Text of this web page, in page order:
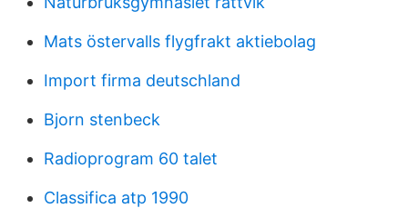
Mats östervalls flygfrakt aktiebolag
Import firma deutschland
Bjorn stenbeck
Radioprogram 60 talet
Classifica atp 1990